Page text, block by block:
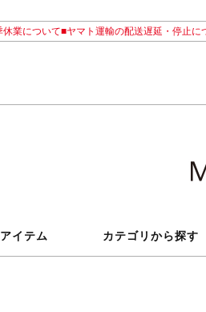
業について■ヤマト運輸の配送遅延・停止
イテム カテゴリから探す